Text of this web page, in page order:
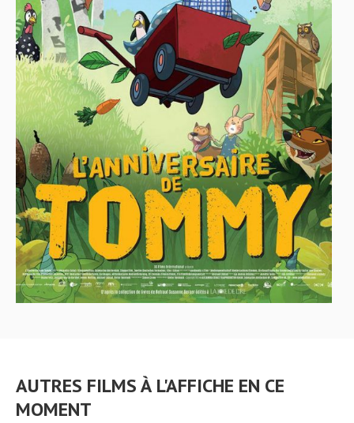
AUTRES FILMS À L'AFFICHE EN CE
MOMENT